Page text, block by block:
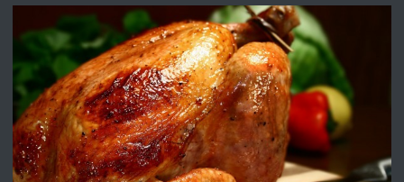
преди 7 месеца
ПРЕДЛАГА
Гараж под наем в супер център
Кърджали
преди 9 месеца